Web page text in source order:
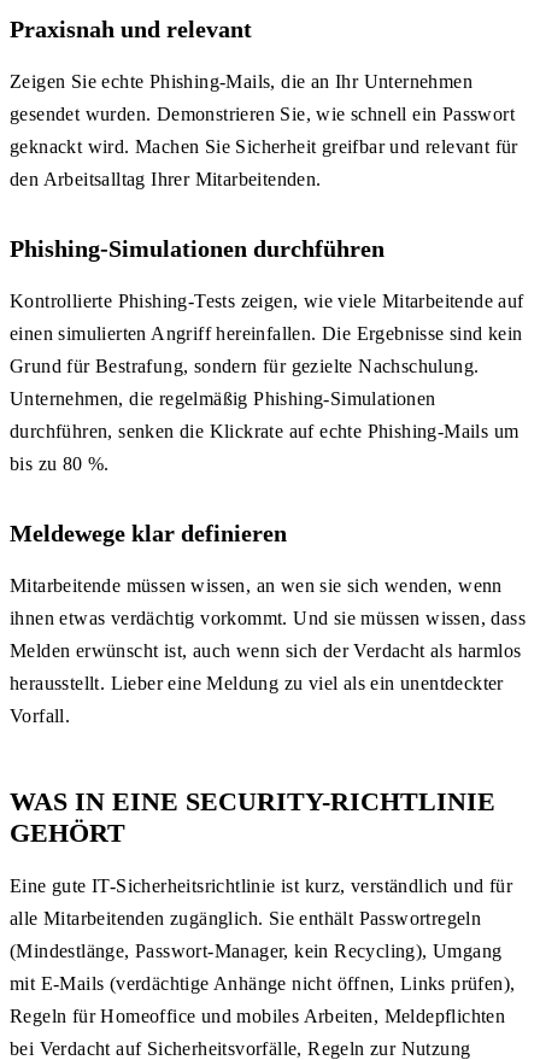
Praxisnah und relevant
Zeigen Sie echte Phishing-Mails, die an Ihr Unternehmen
gesendet wurden. Demonstrieren Sie, wie schnell ein Passwort
geknackt wird. Machen Sie Sicherheit greifbar und relevant für
den Arbeitsalltag Ihrer Mitarbeitenden.
Phishing-Simulationen durchführen
Kontrollierte Phishing-Tests zeigen, wie viele Mitarbeitende auf
einen simulierten Angriff hereinfallen. Die Ergebnisse sind kein
Grund für Bestrafung, sondern für gezielte Nachschulung.
Unternehmen, die regelmäßig Phishing-Simulationen
durchführen, senken die Klickrate auf echte Phishing-Mails um
bis zu 80 %.
Meldewege klar definieren
Mitarbeitende müssen wissen, an wen sie sich wenden, wenn
ihnen etwas verdächtig vorkommt. Und sie müssen wissen, dass
Melden erwünscht ist, auch wenn sich der Verdacht als harmlos
herausstellt. Lieber eine Meldung zu viel als ein unentdeckter
Vorfall.
WAS IN EINE SECURITY-RICHTLINIE
GEHÖRT
Eine gute IT-Sicherheitsrichtlinie ist kurz, verständlich und für
alle Mitarbeitenden zugänglich. Sie enthält Passwortregeln
(Mindestlänge, Passwort-Manager, kein Recycling), Umgang
mit E-Mails (verdächtige Anhänge nicht öffnen, Links prüfen),
Regeln für Homeoffice und mobiles Arbeiten, Meldepflichten
bei Verdacht auf Sicherheitsvorfälle, Regeln zur Nutzung